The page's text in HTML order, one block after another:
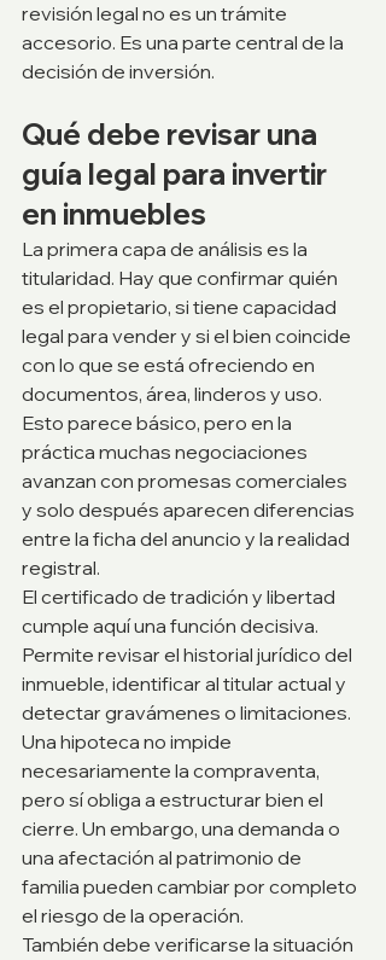
revisión legal no es un trámite
accesorio. Es una parte central de la
decisión de inversión.
Qué debe revisar una
guía legal para invertir
en inmuebles
La primera capa de análisis es la
titularidad. Hay que confirmar quién
es el propietario, si tiene capacidad
legal para vender y si el bien coincide
con lo que se está ofreciendo en
documentos, área, linderos y uso.
Esto parece básico, pero en la
práctica muchas negociaciones
avanzan con promesas comerciales
y solo después aparecen diferencias
entre la ficha del anuncio y la realidad
registral.
El certificado de tradición y libertad
cumple aquí una función decisiva.
Permite revisar el historial jurídico del
inmueble, identificar al titular actual y
detectar gravámenes o limitaciones.
Una hipoteca no impide
necesariamente la compraventa,
pero sí obliga a estructurar bien el
cierre. Un embargo, una demanda o
una afectación al patrimonio de
familia pueden cambiar por completo
el riesgo de la operación.
También debe verificarse la situación